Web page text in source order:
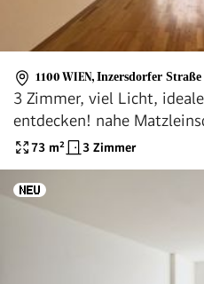
1100 WIEN, Inzersdorfer Straße
3 Zimmer, viel Licht,
entdecken! nahe
73 m² 3 Zimmer